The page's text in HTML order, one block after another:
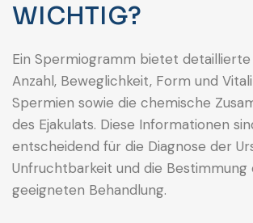
WICHTIG?
Ein Spermiogramm bietet detaillierte
Anzahl, Beweglichkeit, Form und
Spermien sowie die chemische
des Ejakulats. Diese Informationen
entscheidend für die Diagnose der
Unfruchtbarkeit und die Bestimmung
geeigneten Behandlung.